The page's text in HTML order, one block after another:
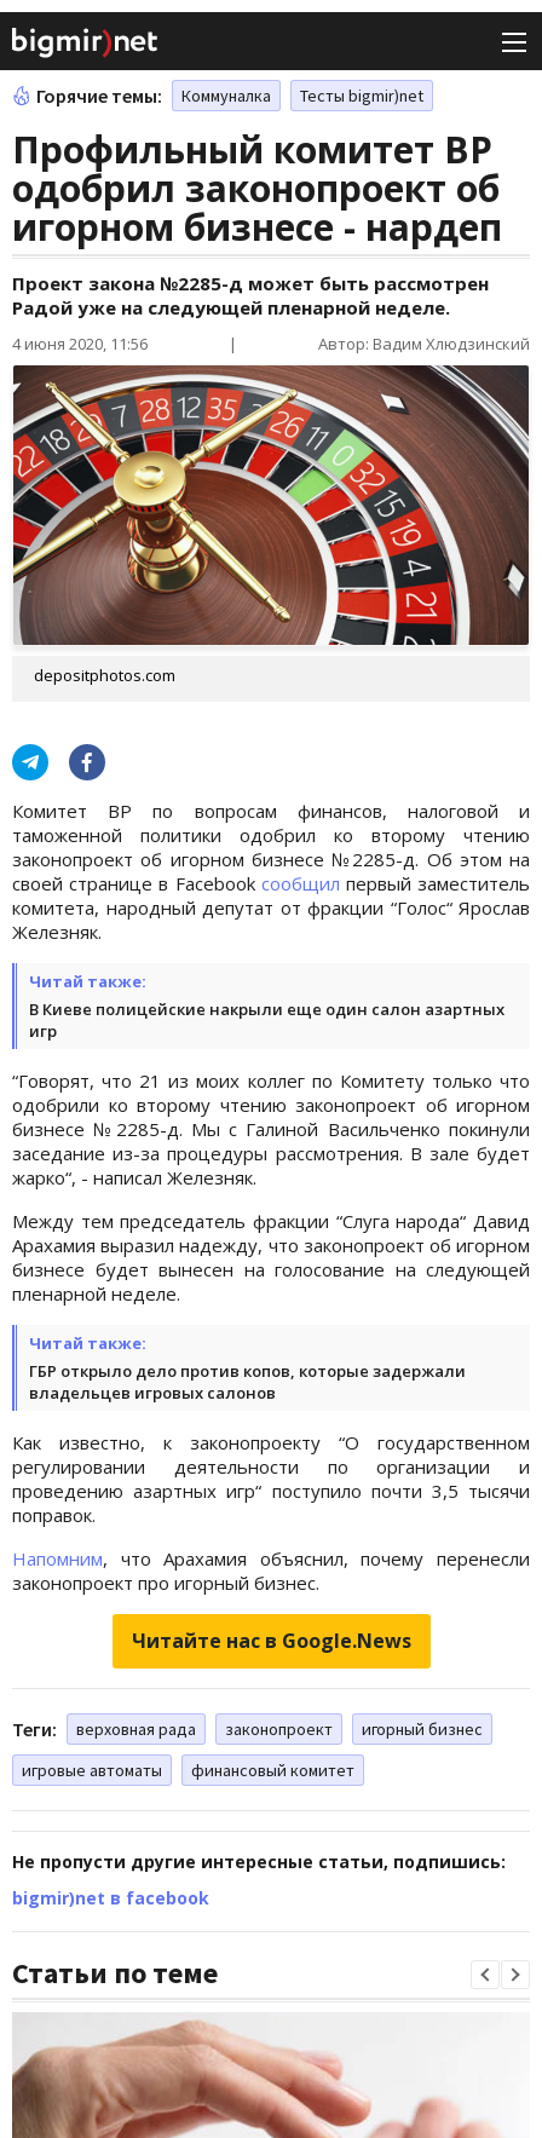
Горячие темы: Коммуналка Тесты bigmir)net
Профильный комитет ВР
одобрил законопроект об
игорном бизнесе - нардеп
Проект закона №2285-д может быть рассмотрен
Радой уже на следующей пленарной неделе.
4 июня 2020, 11:56 | Автор: Вадим Хлюдзинский
depositphotos.com
Комитет ВР по вопросам финансов, налоговой и
таможенной политики одобрил ко второму чтению
законопроект об игорном бизнесе №2285-д. Об этом на
своей странице в Facebook сообщил первый заместитель
комитета, народный депутат от фракции “Голос“ Ярослав
Железняк.
Читай также:
В Киеве полицейские накрыли еще один салон азартных
игр
“Говорят, что 21 из моих коллег по Комитету только что
одобрили ко второму чтению законопроект об игорном
бизнесе №2285-д. Мы с Галиной Васильченко покинули
заседание из-за процедуры рассмотрения. В зале будет
жарко“, - написал Железняк.
Между тем председатель фракции “Слуга народа“ Давид
Арахамия выразил надежду, что законопроект об игорном
бизнесе будет вынесен на голосование на следующей
пленарной неделе.
Читай также:
ГБР открыло дело против копов, которые задержали
владельцев игровых салонов
Как известно, к законопроекту “О государственном
регулировании деятельности по организации и
проведению азартных игр“ поступило почти 3,5 тысячи
поправок.
Напомним, что Арахамия объяснил, почему перенесли
законопроект про игорный бизнес.
Читайте нас в Google.News
Теги: верховная рада законопроект
игорный бизнес
игровые автоматы
финансовый комитет
Не пропусти другие интересные статьи, подпишись:
bigmir)net в facebook
Статьи по теме